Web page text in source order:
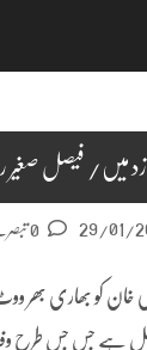
زد میں/ فیصل صغیر
29/01/
خان کو بھاری بھر
جس جس طرح